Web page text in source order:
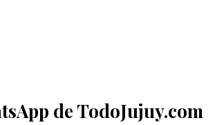
de TodoJujuy.com